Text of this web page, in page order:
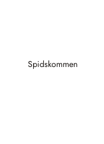
Spidskommen